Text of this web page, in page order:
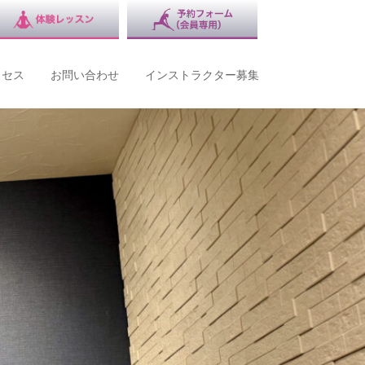
ス お問い合わせ インストラクター募集